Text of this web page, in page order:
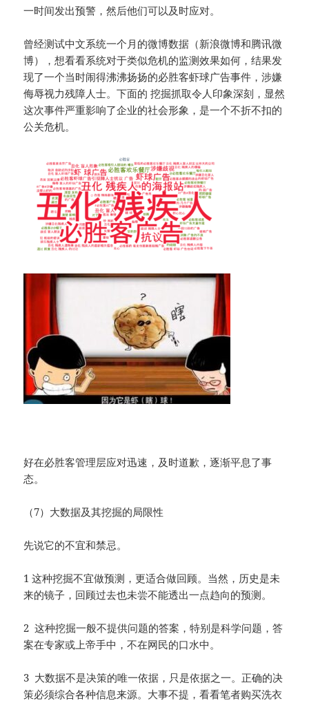
一时间发出预警，然后他们可以及时应对。
曾经测试中文系统一个月的微博数据（新浪微博和腾讯微
博），想看看系统对于类似危机的监测效果如何，结果发
现了一个当时闹得沸沸扬扬的必胜客虾球广告事件，涉嫌
侮辱视力残障人士。下面的 挖掘抓取令人印象深刻，显然
这次事件严重影响了企业的社会形象，是一个不折不扣的
公关危机。
好在必胜客管理层应对迅速，及时道歉，逐渐平息了事
态。
（7）大数据及其挖掘的局限性
先说它的不宜和禁忌。
1 这种挖掘不宜做预测，更适合做回顾。当然，历史是未
来的镜子，回顾过去也未尝不能透出一点趋向的预测。
2 这种挖掘一般不提供问题的答案，特别是科学问题，答
案在专家或上帝手中，不在网民的口水中。
3 大数据不是决策的唯一依据，只是依据之一。正确的决
策必须综合各种信息来源。大事不提，看看笔者购买洗衣